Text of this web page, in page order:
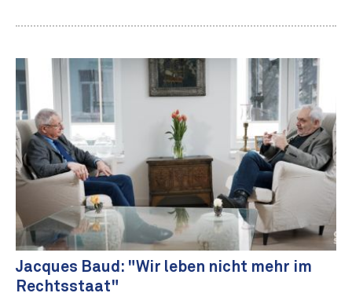
Jacques Baud: "Wir leben nicht mehr im
Rechtsstaat"